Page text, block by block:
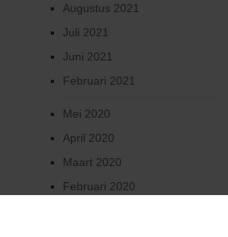
Augustus 2021
Juli 2021
Juni 2021
Februari 2021
Mei 2020
April 2020
Maart 2020
Februari 2020